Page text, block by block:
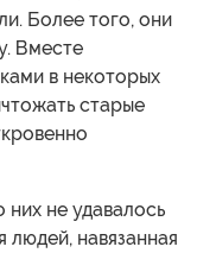
Более того, они
Вместе
в некоторых
старые
них не удавалось
людей, навязанная